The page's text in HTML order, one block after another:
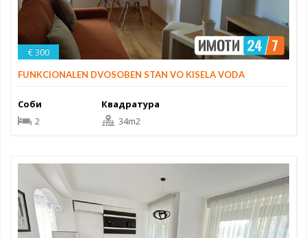
€ 300
FUNKCIONALEN DVOSOBEN STAN VO KISELA VODA
Соби
2
Квадратура
34m2